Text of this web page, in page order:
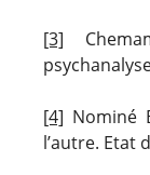
[3]
[4] Nominé
l’autre. Etat